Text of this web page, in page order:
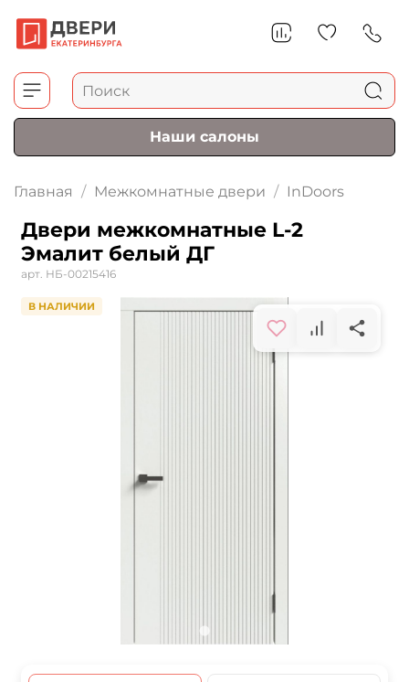
Наши салоны
Главная Межкомнатные двери InDoors
Двери межкомнатные L-2
Эмалит белый ДГ
арт. НБ-00215416
В НАЛИЧИИ